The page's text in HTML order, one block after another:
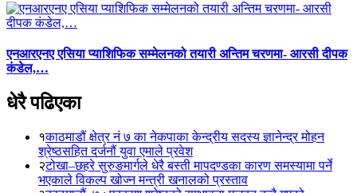
एनआरएनए एसिया प्याशिफिक सम्मेलनको तयारी अन्तिम चरणमा- आरसी दीपक
कंडेल,…
धेरै पढिएका
१काठमाडौं क्षेत्र नं ७ का नेकपाका केन्द्रीय सदस्य ज्ञानेन्द्र मोहन
श्रेष्ठसहित दर्जनौं युवा एमाले प्रवेश
२टोखा–छहरे सुरुङमार्गले धेरै बस्ती मापदण्डका कारण समस्यामा पर्ने
भएकाले विकल्प खोज्न मन्त्री खनालको प्रस्ताव